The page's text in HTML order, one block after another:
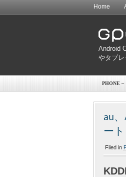
Home
Android
やタブ
PHONE –
au
ート
Filed in